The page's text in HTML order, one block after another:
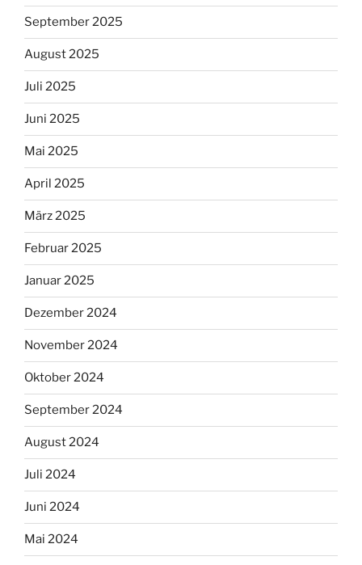
September 2025
August 2025
Juli 2025
Juni 2025
Mai 2025
April 2025
März 2025
Februar 2025
Januar 2025
Dezember 2024
November 2024
Oktober 2024
September 2024
August 2024
Juli 2024
Juni 2024
Mai 2024